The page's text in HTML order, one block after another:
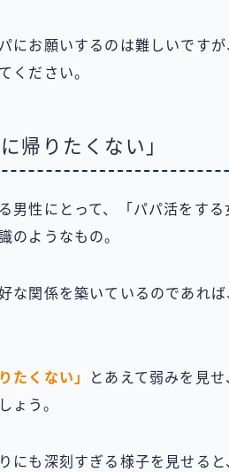
にお願いするのは難しいです
ください。
に帰りたくない」
男性にとって、「パパ活をす
のようなもの。
な関係を築いているのであれば
たくない」
とあえて弱みを見
ょう。
にも深刻すぎる様子を見せる